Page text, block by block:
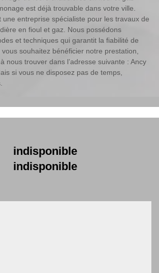
est déjà trouvable dans votre ville.
une entreprise spécialiste pour les travaux de
en fioul et gaz. Nous possédons
et techniques qui garantit la fiabilité de
souhaitez bénéficier notre prestation,
nous trouver dans l’adresse suivante : Ancy
si vous ne disposez pas de temps,
indisponible
indisponible